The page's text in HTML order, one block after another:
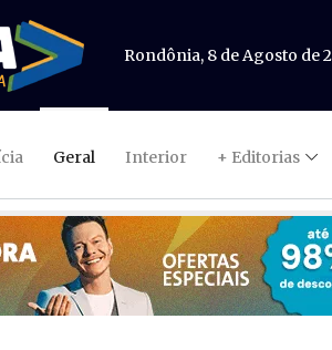
Rondônia, 8 de Agosto de
Geral Interior + Editorias